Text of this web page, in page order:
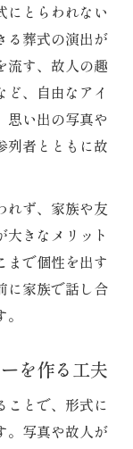
にとらわれない
る葬式の演出が
流す、故人の趣
、自由なアイ
思い出の写真や
列者とともに故
れず、家族や友
大きなメリット
まで個性を出す
に家族で話し合
を作る工夫
ことで、形式に
。写真や故人が